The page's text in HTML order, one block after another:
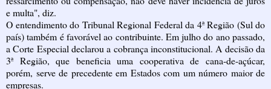
e multa", diz.
O entendimento do Tribunal Regional Federal da 4ª Região (Sul do
país) também é favorável ao contribuinte. Em julho do ano passado,
a Corte Especial declarou a cobrança inconstitucional. A decisão da
3ª Região, que beneficia uma cooperativa de cana-de-açúcar,
porém, serve de precedente em Estados com um número maior de
empresas.